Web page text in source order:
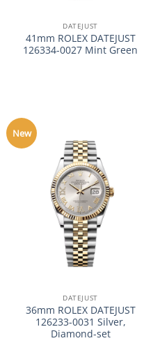
DATEJUST
41mm ROLEX DATEJUST
126334-0027 Mint Green
New
DATEJUST
36mm ROLEX DATEJUST
126233-0031 Silver,
Diamond-set